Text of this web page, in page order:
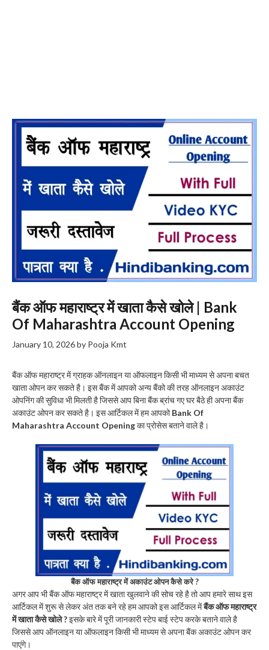
बैंक ऑफ महाराष्ट्र में खाता कैसे खोले | Bank
Of Maharashtra Account Opening
January 10, 2026by Pooja Kmt
बैंक ऑफ महाराष्ट्र में ग्राहक ऑनलाइन या ऑफलाइन किसी भी माध्यम से अपना बचत
खाता ओपन कर सकते है। इस बैंक में आपको अन्य बैंको की तरह ऑनलाइन अकाउंट
ओपनिंग की सुविधा भी मिलती है जिससे आप बिना बैंक ब्रांच गए घर बैठे ही अपना बैंक
अकाउंट ओपन कर सकते है। इस आर्टिकल में हम आपकोBank Of
Maharashtra Account Openingका प्रोसेस बताने वाले है।
बैंक ऑफ महाराष्ट्र में अकाउंट ओपन कैसे करे ?
अगर आप भी बैंक ऑफ महाराष्ट्र में खाता खुलवाने की सोच रहे है तो आप हमारे साथ इस
आर्टिकल में शुरू से लेकर अंत तक बने रहे हम आपको इस आर्टिकल मेंबैंक ऑफ महाराष्ट्र
में खाता कैसे खोले ?इसके बारे में पूरी जानकारी स्टेप बाई स्टेप करके बताने वाले है
जिससे आप ऑनलाइन या ऑफलाइन किसी भी माध्यम से अपना बैंक अकाउंट ओपन कर
पाएंगे।